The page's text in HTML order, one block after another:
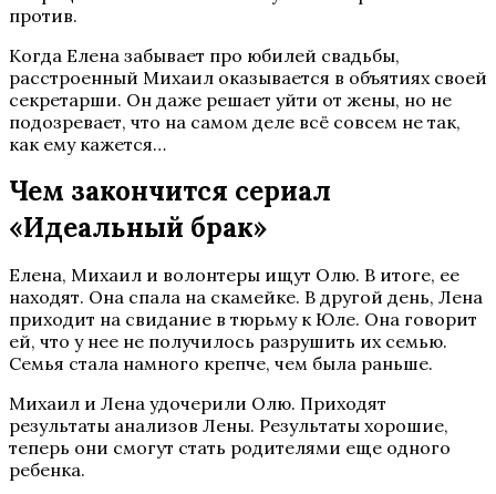
против.
Когда Елена забывает про юбилей свадьбы,
расстроенный Михаил оказывается в объятиях своей
секретарши. Он даже решает уйти от жены, но не
подозревает, что на самом деле всё совсем не так,
как ему кажется…
Чем закончится сериал
«Идеальный брак»
Елена, Михаил и волонтеры ищут Олю. В итоге, ее
находят. Она спала на скамейке. В другой день, Лена
приходит на свидание в тюрьму к Юле. Она говорит
ей, что у нее не получилось разрушить их семью.
Семья стала намного крепче, чем была раньше.
Михаил и Лена удочерили Олю. Приходят
результаты анализов Лены. Результаты хорошие,
теперь они смогут стать родителями еще одного
ребенка.